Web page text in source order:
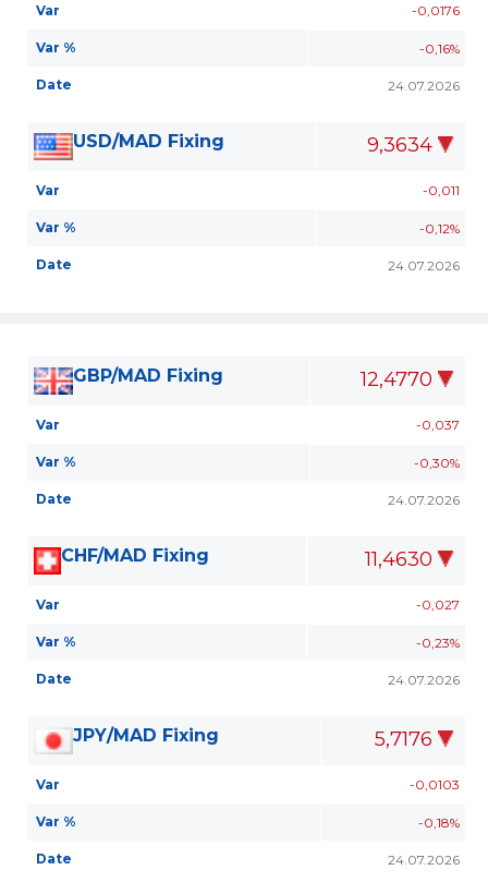
Var -0,0176
Var % -0,16%
Date 24.07.2026
USD/MAD Fixing 9,3634
Var -0,011
Var % -0,12%
Date 24.07.2026
GBP/MAD Fixing 12,4770
Var -0,037
Var % -0,30%
Date 24.07.2026
CHF/MAD Fixing 11,4630
Var -0,027
Var % -0,23%
Date 24.07.2026
JPY/MAD Fixing 5,7176
Var -0,0103
Var % -0,18%
Date 24.07.2026